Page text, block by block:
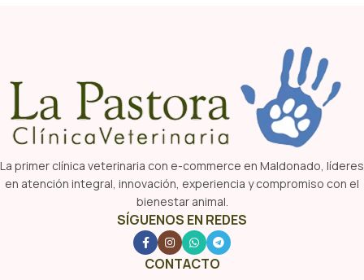
La primer clínica veterinaria con e-commerce en Maldonado, líderes
en atención integral, innovación, experiencia y compromiso con el
bienestar animal.
SÍGUENOS EN REDES
CONTACTO